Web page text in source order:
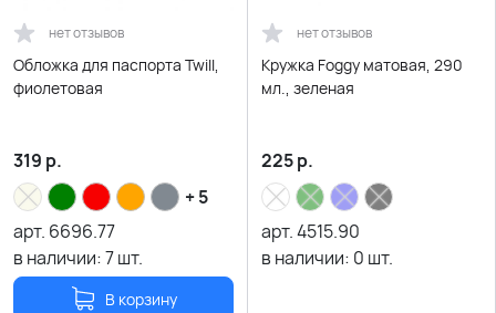
нет отзывов
Обложка для паспорта Twill,
фиолетовая
319 р.
+ 5
арт. 6696.77
в наличии:7шт.
В корзину
нет отзывов
Кружка Foggy матовая, 290
мл., зеленая
225р.
арт.4515.90
в наличии: 0 шт.